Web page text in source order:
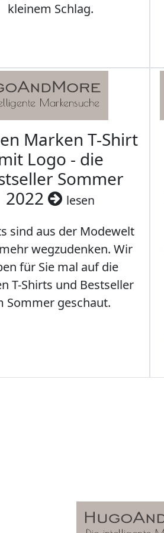
kleinem Schlag.
Marken T-Shirt
Logo - die
Sommer
2022
lesen
sind aus der Modewelt
wegzudenken. Wir
für Sie mal auf die
T-Shirts und Bestseller
Sommer geschaut.